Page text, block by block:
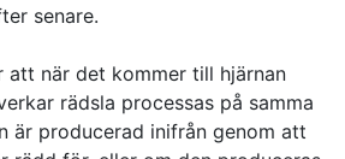
senare.
att när det kommer till hjärnan
rädsla processas på samma
är producerad inifrån genom att